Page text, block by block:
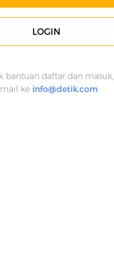
LOGIN
bantuan daftar dan masuk,
ke info@detik.com